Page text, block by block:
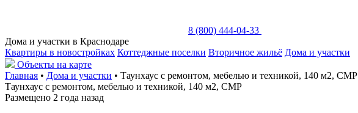
8 (800) 444-04-33
Дома и участки в Краснодаре
Квартиры в новостройках Коттеджные поселки Вторичное жильё Дома и участки
Объекты на карте
Главная • Дома и участки • Таунхаус с ремонтом, мебелью и техникой, 140 м2, СМР
Таунхаус с ремонтом, мебелью и техникой, 140 м2, СМР
Размещено 2 года назад